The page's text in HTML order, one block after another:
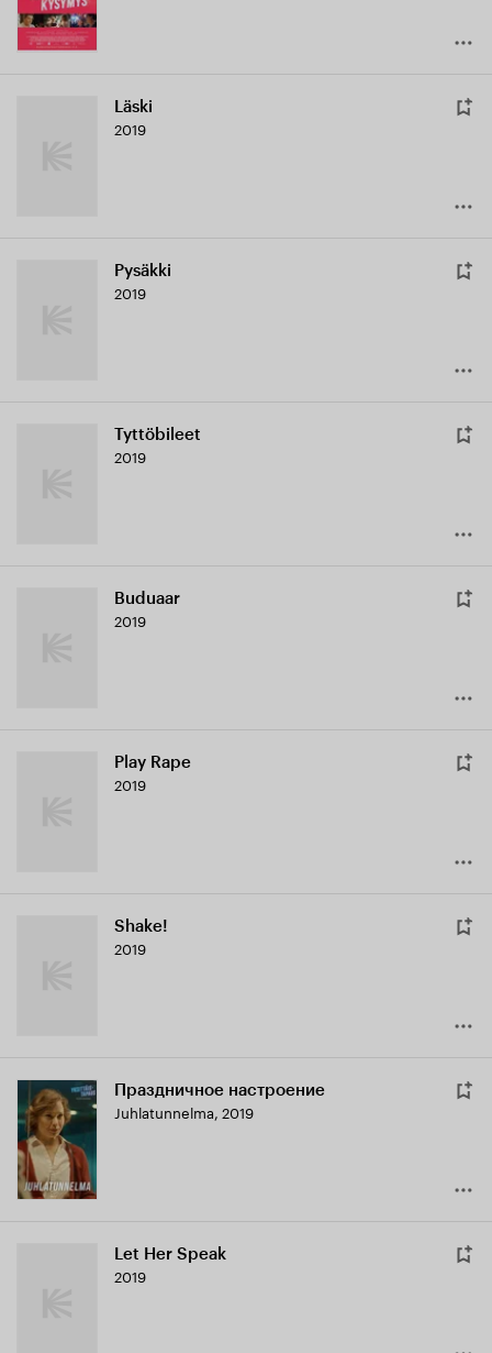
Läski
2019
Pysäkki
2019
Tyttöbileet
2019
Buduaar
2019
Play Rape
2019
Shake!
2019
Праздничное настроение
Juhlatunnelma, 2019
Let Her Speak
2019